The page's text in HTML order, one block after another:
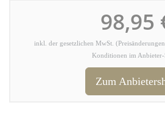
98,95
inkl. der gesetzlichen MwSt.
Konditionen im Anbieter-
Zum